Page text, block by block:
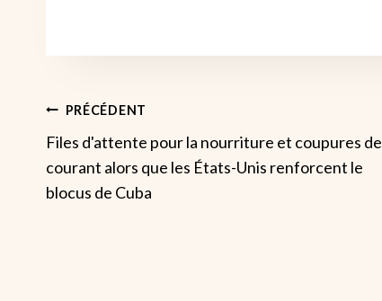
Navigation
De
L’article
PRÉCÉDENT
Files d'attente pour la nourriture et coupures de
courant alors que les États-Unis renforcent le
blocus de Cuba